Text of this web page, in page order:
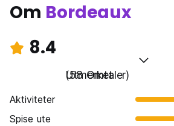
Om Bordeaux
8.4
Utmerket
(58 Omtaler)
Aktiviteter
Spise ute